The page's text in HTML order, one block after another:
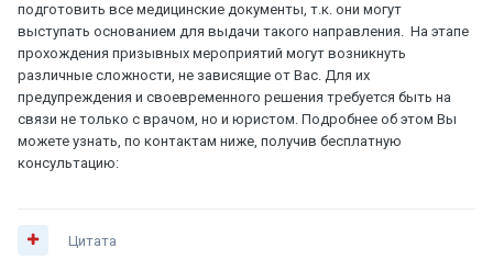
подготовить все медицинские документы, т.к. они могут
выступать основанием для выдачи такого направления. На этапе
прохождения призывных мероприятий могут возникнуть
различные сложности, не зависящие от Вас. Для их
предупреждения и своевременного решения требуется быть на
связи не только с врачом, но и юристом. Подробнее об этом Вы
можете узнать, по контактам ниже, получив бесплатную
консультацию:
Цитата